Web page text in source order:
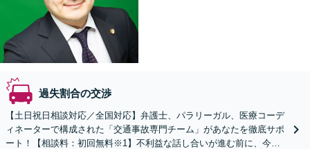
過失割合の交渉
【土日祝日相談対応／全国対応】弁護士、パラリーガル、医療コーデ
ィネーターで構成された「交通事故専門チーム」があなたを徹底サポ
ート！【相談料：初回無料※1】不利益な話し合いが進む前に、今す